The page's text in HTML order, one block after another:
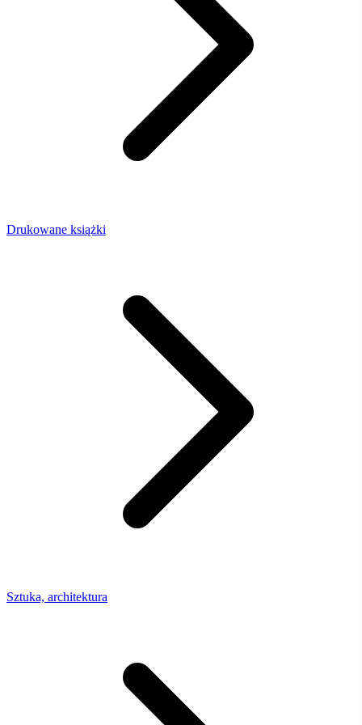
Drukowane książki
Sztuka, architektura